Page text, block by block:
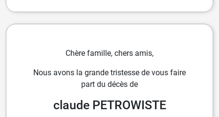
Chère famille, chers amis,
Nous avons la grande tristesse de vous faire
part du décès de
claude PETROWISTE